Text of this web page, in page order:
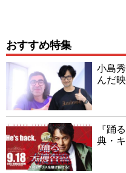
おすすめ特集
小島
んだ
『踊
典・